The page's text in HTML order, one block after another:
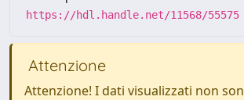
https://hdl.handle.net/11568/55575
Attenzione
Attenzione! I dati visualizzati non